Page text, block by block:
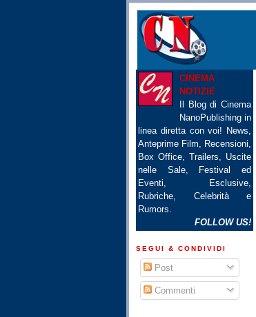
CINEMA
NOTIZIE
Il Blog di Cinema
NanoPublishing in
linea diretta con voi! News,
Anteprime Film, Recensioni,
Box Office, Trailers, Uscite
nelle Sale, Festival ed
Eventi, Esclusive,
Rubriche, Celebrità e
Rumors.
FOLLOW US!
SEGUI & CONDIVIDI
Post
Commenti